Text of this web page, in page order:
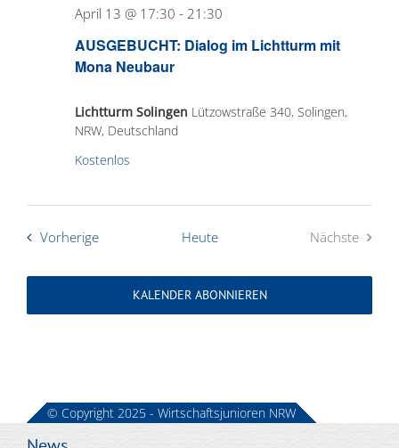
AUSGEBUCHT: Dialog im Lichtturm mit
Mona Neubaur
April 13 @ 17:30 -21:30
Lichtturm Solingen Lützowstraße 340, Solingen,
NRW, Deutschland
Kostenlos
VorherigeVeranstaltungenHeute
Nächste
KALENDER ABONNIEREN
© Copyright 2025 - Wirtschaftsjunioren NRW